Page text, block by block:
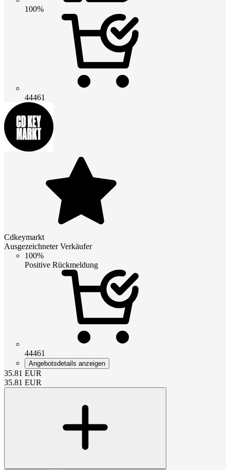
100%
44461
Cdkeymarkt
Ausgezeichneter Verkäufer
100%
Positive Rückmeldung
44461
Angebotsdetails anzeigen
35.81 EUR
35.81 EUR